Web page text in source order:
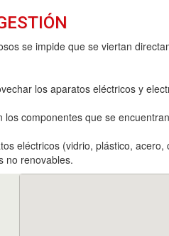
se impide que se viertan
los aparatos eléctricos y
componentes que se
eléctricos (vidrio, plástico,
no renovables.